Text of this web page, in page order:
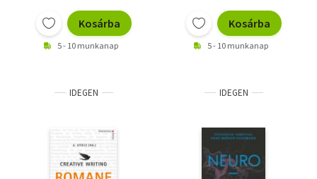
Kosárba
5 - 10 munkanap
Allgemeinwissen,
Deutsch, Logik, Mathe
Kosárba
5 - 10 munkanap
IDEGEN IDEGEN